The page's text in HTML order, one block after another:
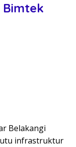
Bimtek
Belakangi
infrastruktur